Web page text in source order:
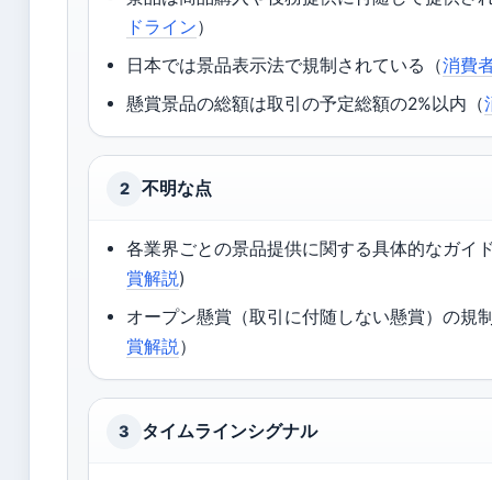
ドライン）
日本では景品表示法で規制されている（消費
懸賞景品の総額は取引の予定総額の2%以内（
2 不明な点
各業界ごとの景品提供に関する具体的なガイ
賞解説)
オープン懸賞（取引に付随しない懸賞）の規
賞解説）
3 タイムラインシグナル